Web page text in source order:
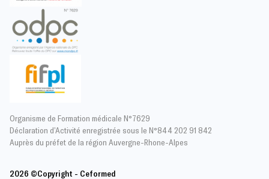
Organisme de Formation médicale N°7629
Déclaration d’Activité enregistrée sous le N°844 202 91 842
Auprès du préfet de la région Auvergne-Rhone-Alpes
2026 ©Copyright - Ceformed